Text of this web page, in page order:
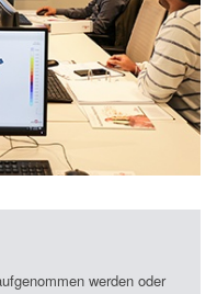
werden oder